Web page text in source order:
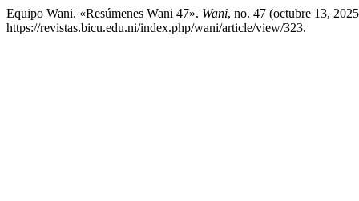
Equipo Wani. «Resúmenes Wani 47». Wani, no. 47 (octubre 13,
https://revistas.bicu.edu.ni/index.php/wani/article/view/323.